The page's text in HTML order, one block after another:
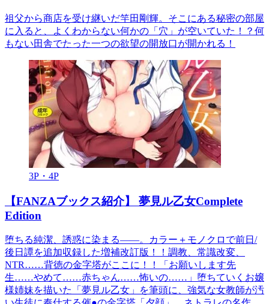
祖父から商店を受け継いだ竿田剛輝。そこにある秘密の部屋
に入ると、よくわからない何かの「穴」が空いていた！？何
もない田舎でたった一つの欲望の開放口が開かれる！
3P・4P
【FANZAブックス紹介】 夢見ル乙女Complete
Edition
堕ちる純潔、誘惑に染まる――。カラー＋モノクロで前日/
後日譚を追加収録した増補改訂版！！調教、常識改変、
NTR……背徳の金字塔がここに！！「お願いします先
生……やめて……赤ちゃん……怖いの……」堕ちていくお嬢
様姉妹を描いた「夢見ル乙女」を筆頭に、強気な女教師が汚